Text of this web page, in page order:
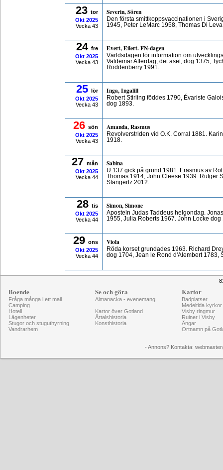
23 tor
Okt 2025
Vecka 43
Severin, Sören
Den första smittkoppsvaccinationen i
1945, Peter LeMarc 1958, Thomas Di
24 fre
Okt 2025
Vecka 43
Evert, Eilert. FN-dagen
Världsdagen för information om
Valdemar Atterdag, det aset, dog 1375,
Roddenberry 1991.
25 lör
Okt 2025
Vecka 43
Inga, Ingalill
Robert Stirling föddes 1790, Évariste
dog 1893.
26 sön
Okt 2025
Vecka 43
Amanda, Rasmus
Revolverstriden vid O.K. Corral 1881.
1918.
27 mån
Okt 2025
Vecka 44
Sabina
U 137 gick på grund 1981. Erasmus av
Thomas 1914, John Cleese 1939. Rutger
Stangertz 2012.
28 tis
Okt 2025
Vecka 44
Simon, Simone
Aposteln Judas Taddeus helgondag.
1955, Julia Roberts 1967. John Locke dog
29 ons
Okt 2025
Vecka 44
Viola
Röda korset grundades 1963. Richard
dog 1704, Jean le Rond d'Alembert 1783,
Boende
Fråga många i ett mail
Camping
Hotell
Lägenheter
Stugor och stuguthyrning
Vandrarhem
Se och göra
Almanacka - evenemang
Kartor över Gotland
Årtalshistoria
Konsthistoria
Kartor
Badplatser
Medeltida kyrkor
Visby ringmur
Ruiner i Visby
Ängar
Ortnamn på
- Annons? Kontakta: